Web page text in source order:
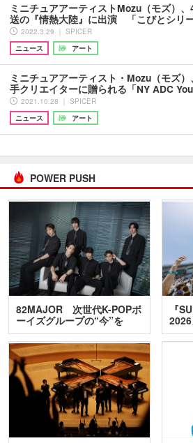
ミニチュアアーティストMozu（モズ）
送の『情熱大陸』に出演 「こびとシリ
2022.3.29 ｜ SPICER
ニュース
アート
ミニチュアアーティスト・Mozu（モズ
手クリエイターに贈られる「NY ADC
2021.10.28 ｜ SPICER
ニュース
アート
POWER PUSH
82MAJOR 次世代K-POPボ
ーイズグループの“今”を
訊…
『